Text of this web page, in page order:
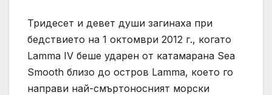
Тридесет и девет души загинаха при
бедствието на 1 октомври 2012 г., когато
Lamma IV беше ударен от катамарана Sea
Smooth близо до остров Lamma, което го
направи най-смъртоносният морски